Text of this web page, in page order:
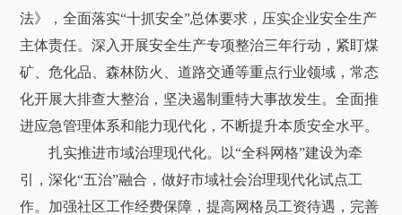
法》，全面落实“十抓安全”总体要求，压实企业安全生产
主体责任。深入开展安全生产专项整治三年行动，紧盯煤
矿、危化品、森林防火、道路交通等重点行业领域，常态
化开展大排查大整治，坚决遏制重特大事故发生。全面推
进应急管理体系和能力现代化，不断提升本质安全水平。
扎实推进市域治理现代化。以“全科网格”建设为牵
引，深化“五治”融合，做好市域社会治理现代化试点工
作。加强社区工作经费保障，提高网格员工资待遇，完善